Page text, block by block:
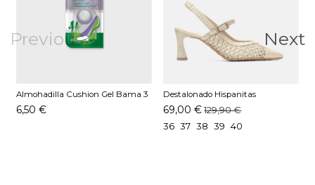
Previous
Almohadilla Cushion Gel Bama 3
MM
6,50 €
Destalonado Hispanitas
RHV264671 C004 Butter
69,00 € 129,90 €
36 37 38 39 40
Next